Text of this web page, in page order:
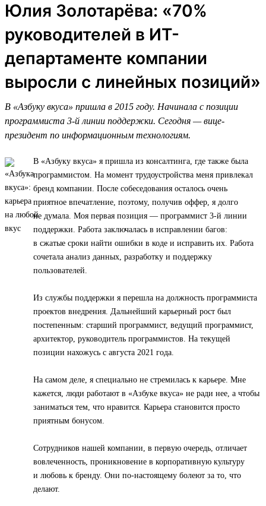
Юлия Золотарёва: «70%
руководителей в ИТ-
департаменте компании
выросли с линейных позиций»
В «Азбуку вкуса» пришла в 2015 году. Начинала с позиции
программиста 3-й линии поддержки. Сегодня — вице-
президент по информационным технологиям.
В «Азбуку вкуса» я пришла из консалтинга, где также была
программистом. На момент трудоустройства меня привлекал
бренд компании. После собеседования осталось очень
приятное впечатление, поэтому, получив оффер, я долго
не думала. Моя первая позиция — программист 3-й линии
поддержки. Работа заключалась в исправлении багов:
в сжатые сроки найти ошибки в коде и исправить их. Работа
сочетала анализ данных, разработку и поддержку
пользователей.
Из службы поддержки я перешла на должность программиста
проектов внедрения. Дальнейший карьерный рост был
постепенным: старший программист, ведущий программист,
архитектор, руководитель программистов. На текущей
позиции нахожусь с августа 2021 года.
На самом деле, я специально не стремилась к карьере. Мне
кажется, люди работают в «Азбуке вкуса» не ради нее, а чтобы
заниматься тем, что нравится. Карьера становится просто
приятным бонусом.
Сотрудников нашей компании, в первую очередь, отличает
вовлеченность, проникновение в корпоративную культуру
и любовь к бренду. Они по-настоящему болеют за то, что
делают.